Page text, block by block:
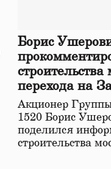
Борис
строительства
перехода на
железной
Акционер
1520 Борис
поделился
строительства